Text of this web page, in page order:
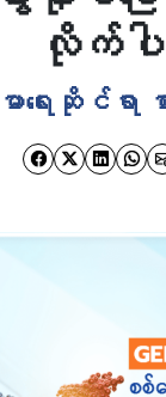
လိုက်ပါ
ရေးဆိုင်ရာ စာ